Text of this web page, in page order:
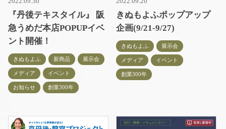
『丹後テキスタイル』 阪
急うめだ本店POPUPイベ
ント開催！
きぬもよふ 新商品 展示会
メディア イベント
お知らせ 創業300年
きぬもよふポップアップ
企画(9/21-9/27)
きぬもよふ 展示会
メディア イベント
創業300年